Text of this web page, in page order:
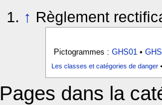
↑ Règlement
Pictogrammes :GHS01 •
Les classes et catégories de danger
Pages dans la